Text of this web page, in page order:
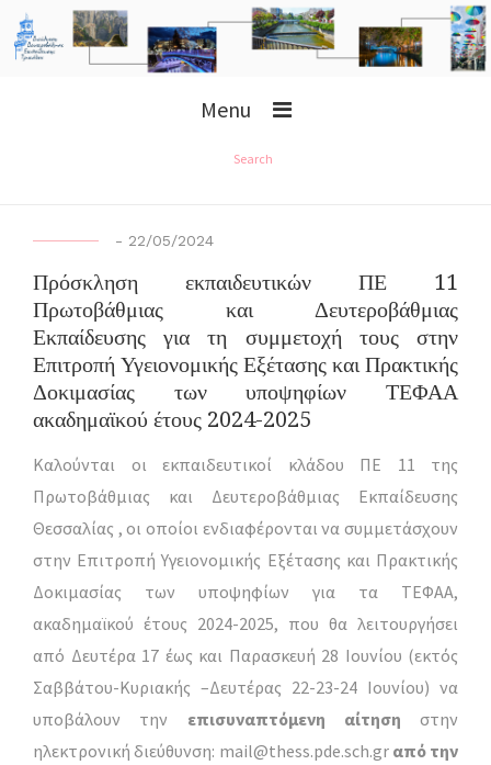
Menu
Search
- 22/05/2024
Πρόσκληση εκπαιδευτικών ΠΕ 11
Πρωτοβάθμιας και Δευτεροβάθμιας
Εκπαίδευσης για τη συμμετοχή τους στην
Επιτροπή Υγειονομικής Εξέτασης και Πρακτικής
Δοκιμασίας των υποψηφίων ΤΕΦΑΑ
ακαδημαϊκού έτους 2024-2025
Καλούνται οι εκπαιδευτικοί κλάδου ΠΕ 11 της
Πρωτοβάθμιας και Δευτεροβάθμιας Εκπαίδευσης
Θεσσαλίας , οι οποίοι ενδιαφέρονται να συμμετάσχουν
στην Επιτροπή Υγειονομικής Εξέτασης και Πρακτικής
Δοκιμασίας των υποψηφίων για τα ΤΕΦΑΑ,
ακαδημαϊκού έτους 2024-2025, που θα λειτουργήσει
από Δευτέρα 17 έως και Παρασκευή 28 Ιουνίου (εκτός
Σαββάτου-Κυριακής –Δευτέρας 22-23-24 Ιουνίου) να
υποβάλουν την επισυναπτόμενη αίτηση στην
ηλεκτρονική διεύθυνση: mail@thess.pde.sch.gr από την